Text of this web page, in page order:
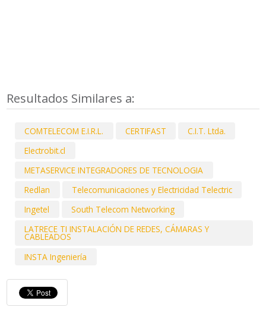
Resultados Similares a:
COMTELECOM E.I.R.L. CERTIFAST
C.I.T. Ltda.
Electrobit.cl
METASERVICE INTEGRADORES DE TECNOLOGIA
Redlan
Telecomunicaciones y Electricidad Telectric
Ingetel
South Telecom Networking
LATRECE TI INSTALACIÓN DE REDES, CÁMARAS Y
CABLEADOS
INSTA Ingeniería